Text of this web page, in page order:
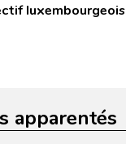
luxembourgeois
apparentés